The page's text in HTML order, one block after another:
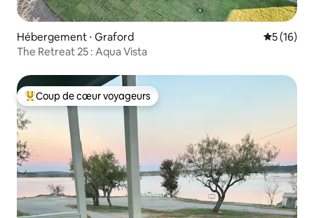
Hébergement ⋅ Graford
5 (16)
The Retreat 25 : Aqua Vista
Coups de cœur voyageurs les plus appréciés
Coup de cœur voyageurs